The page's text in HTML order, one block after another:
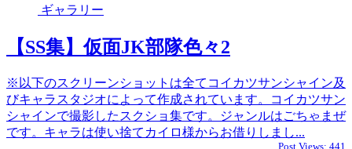
ギャラリー
【SS集】仮面JK部隊色々2
※以下のスクリーンショットは全てコイカツサンシャイン及
びキャラスタジオによって作成されています。コイカツサン
シャインで撮影したスクショ集です。ジャンルはごちゃまぜ
です。キャラは使い捨てカイロ様からお借りしまし...
Post Views: 441